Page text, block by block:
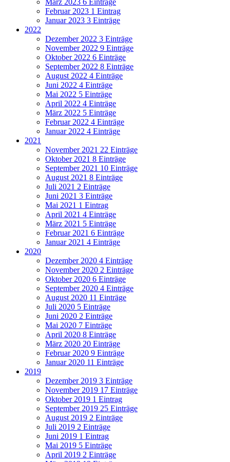
März 2023 6 Einträge
Februar 2023 1 Eintrag
Januar 2023 3 Einträge
2022
Dezember 2022 3 Einträge
November 2022 9 Einträge
Oktober 2022 6 Einträge
September 2022 8 Einträge
August 2022 4 Einträge
Juni 2022 4 Einträge
Mai 2022 5 Einträge
April 2022 4 Einträge
März 2022 5 Einträge
Februar 2022 4 Einträge
Januar 2022 4 Einträge
2021
November 2021 22 Einträge
Oktober 2021 8 Einträge
September 2021 10 Einträge
August 2021 8 Einträge
Juli 2021 2 Einträge
Juni 2021 3 Einträge
Mai 2021 1 Eintrag
April 2021 4 Einträge
März 2021 5 Einträge
Februar 2021 6 Einträge
Januar 2021 4 Einträge
2020
Dezember 2020 4 Einträge
November 2020 2 Einträge
Oktober 2020 6 Einträge
September 2020 4 Einträge
August 2020 11 Einträge
Juli 2020 5 Einträge
Juni 2020 2 Einträge
Mai 2020 7 Einträge
April 2020 8 Einträge
März 2020 20 Einträge
Februar 2020 9 Einträge
Januar 2020 11 Einträge
2019
Dezember 2019 3 Einträge
November 2019 17 Einträge
Oktober 2019 1 Eintrag
September 2019 25 Einträge
August 2019 2 Einträge
Juli 2019 2 Einträge
Juni 2019 1 Eintrag
Mai 2019 5 Einträge
April 2019 2 Einträge